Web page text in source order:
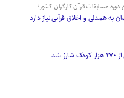
مسابقات قرآن کارگران کشور؛
به همدلی و اخلاق قرآنی نیاز دارد